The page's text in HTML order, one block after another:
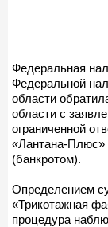
Федеральная
Федеральной
области
области с
ограниченной
«Лантана-Плюс»
(банкротом).
Определением
«Трикотажная
процедура